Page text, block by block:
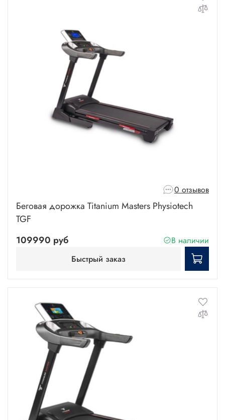
0 отзывов
Беговая дорожка Titanium Masters Physiotech
TGF
109990 руб
В наличии
Быстрый заказ